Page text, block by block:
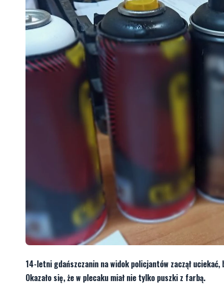
14-letni gdańszczanin na widok policjantów zaczął
Okazało się, że w plecaku miał nie tylko puszki z farbą.